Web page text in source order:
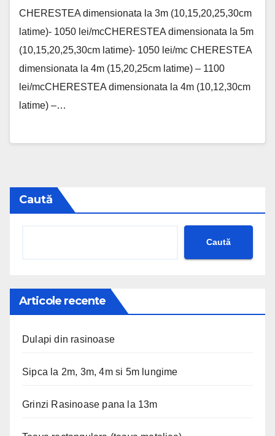
CHERESTEA dimensionata la 3m (10,15,20,25,30cm
latime)- 1050 lei/mcCHERESTEA dimensionata la 5m
(10,15,20,25,30cm latime)- 1050 lei/mc CHERESTEA
dimensionata la 4m (15,20,25cm latime) – 1100
lei/mcCHERESTEA dimensionata la 4m (10,12,30cm
latime) –…
Caută
Caută
Articole recente
Dulapi din rasinoase
Sipca la 2m, 3m, 4m si 5m lungime
Grinzi Rasinoase pana la 13m